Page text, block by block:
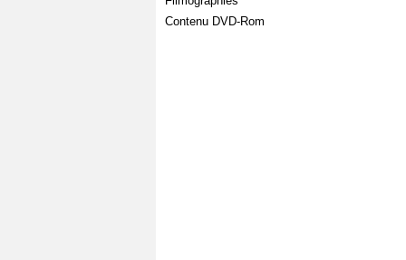
Contenu DVD-Rom